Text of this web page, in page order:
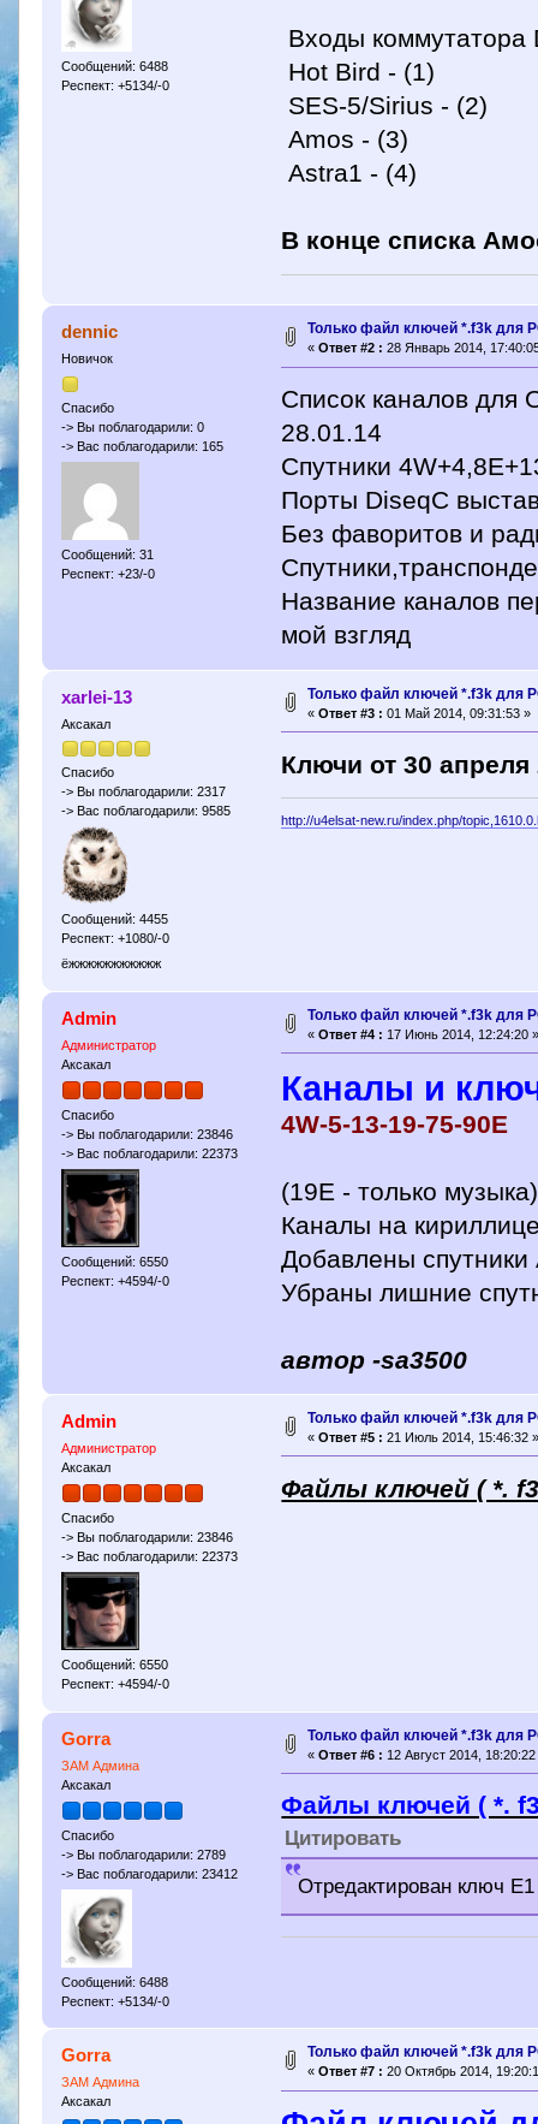
Сообщений: 6488
Респект: +5134/-0
Входы коммутатора
Hot Bird - (1)
SES-5/Sirius - (2)
Amos - (3)
Astra1 - (4)
В конце списка
dennic
Новичок
Спасибо
-> Вы поблагодарили: 0
-> Вас поблагодарили: 165
Сообщений: 31
Респект: +23/-0
Только файл ключей *.f3k для
« Ответ #2 : 28 Январь 2014,
Список каналов для
28.01.14
Спутники
Порты DiseqC
Без фаворитов и
Название каналов
мой взгляд
xarlei-13
Аксакал
Спасибо
-> Вы поблагодарили: 2317
-> Вас поблагодарили: 9585
Сообщений: 4455
Респект: +1080/-0
ёжжжжжжжжжжж
Только файл ключей *.f3k для
« Ответ #3 : 01 Май 2014, 09:31:53 »
Ключи от 30 апреля
http://u4elsat-new.ru/index.php/
Admin
Администратор
Аксакал
Спасибо
-> Вы поблагодарили: 23846
-> Вас поблагодарили: 22373
Сообщений: 6550
Респект: +4594/-0
Только файл ключей *.f3k для
« Ответ #4 : 17 Июнь 2014, 12:24:20 »
Каналы и
4W-5-13-19-75-90Е
(19E - только музыка)
Каналы на
Добавлены
Убраны лишние
автор -sa3500
Admin
Администратор
Аксакал
Спасибо
-> Вы поблагодарили: 23846
-> Вас поблагодарили: 22373
Сообщений: 6550
Респект: +4594/-0
Только файл ключей *.f3k для
« Ответ #5 : 21 Июль 2014, 15:46:32 »
Файлы ключей ( *.
Gorra
ЗАМ Админа
Аксакал
Спасибо
-> Вы поблагодарили: 2789
-> Вас поблагодарили: 23412
Сообщений: 6488
Респект: +5134/-0
Только файл ключей *.f3k для
« Ответ #6 : 12 Август 2014, 18:20:22
Файлы ключей ( *.
Цитировать
Отредактирован ключ
Gorra
ЗАМ Админа
Аксакал
Только файл ключей *.f3k для
« Ответ #7 : 20 Октябрь 2014,